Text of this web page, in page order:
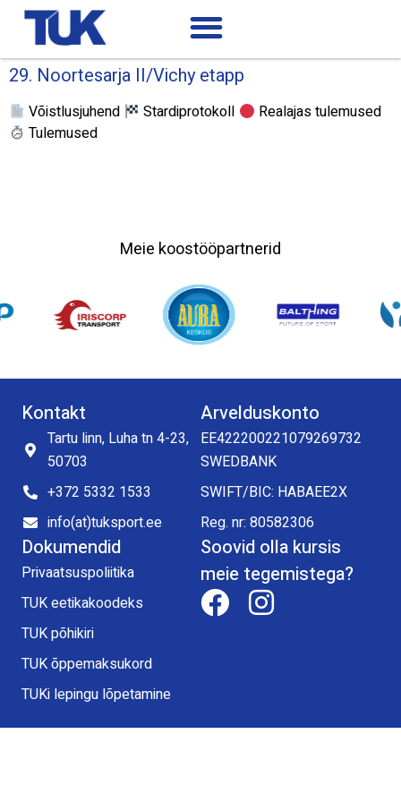
29. Noortesarja II/Vichy etapp
Võistlusjuhend Stardiprotokoll
Realajas tulemused
Tulemused
Meie koostööpartnerid
Kontakt
Tartu linn, Luha tn 4-23,
50703
+372 5332 1533
info(at)tuksport.ee
Arvelduskonto
EE422200221079269732
SWEDBANK
SWIFT/BIC: HABAEE2X
Reg. nr: 80582306
Dokumendid
Privaatsuspoliitika
TUK eetikakoodeks
TUK põhikiri
TUK õppemaksukord
TUKi lepingu lõpetamine
Soovid olla kursis
meie tegemistega?